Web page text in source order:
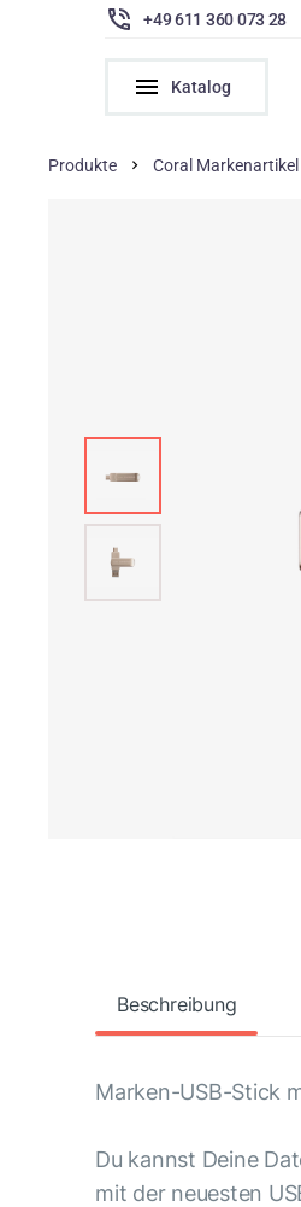
+49 611 360 073 28
Katalog
Produkte Coral Markenartikel
Beschreibung
Marken-USB-Stick
Du kannst Deine
mit der neuesten